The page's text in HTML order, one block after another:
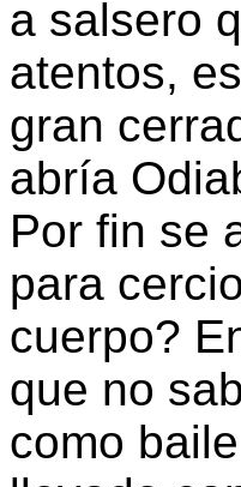
a salsero
atentos,
gran
abría
Por fin se
para
cuerpo?
que no
como